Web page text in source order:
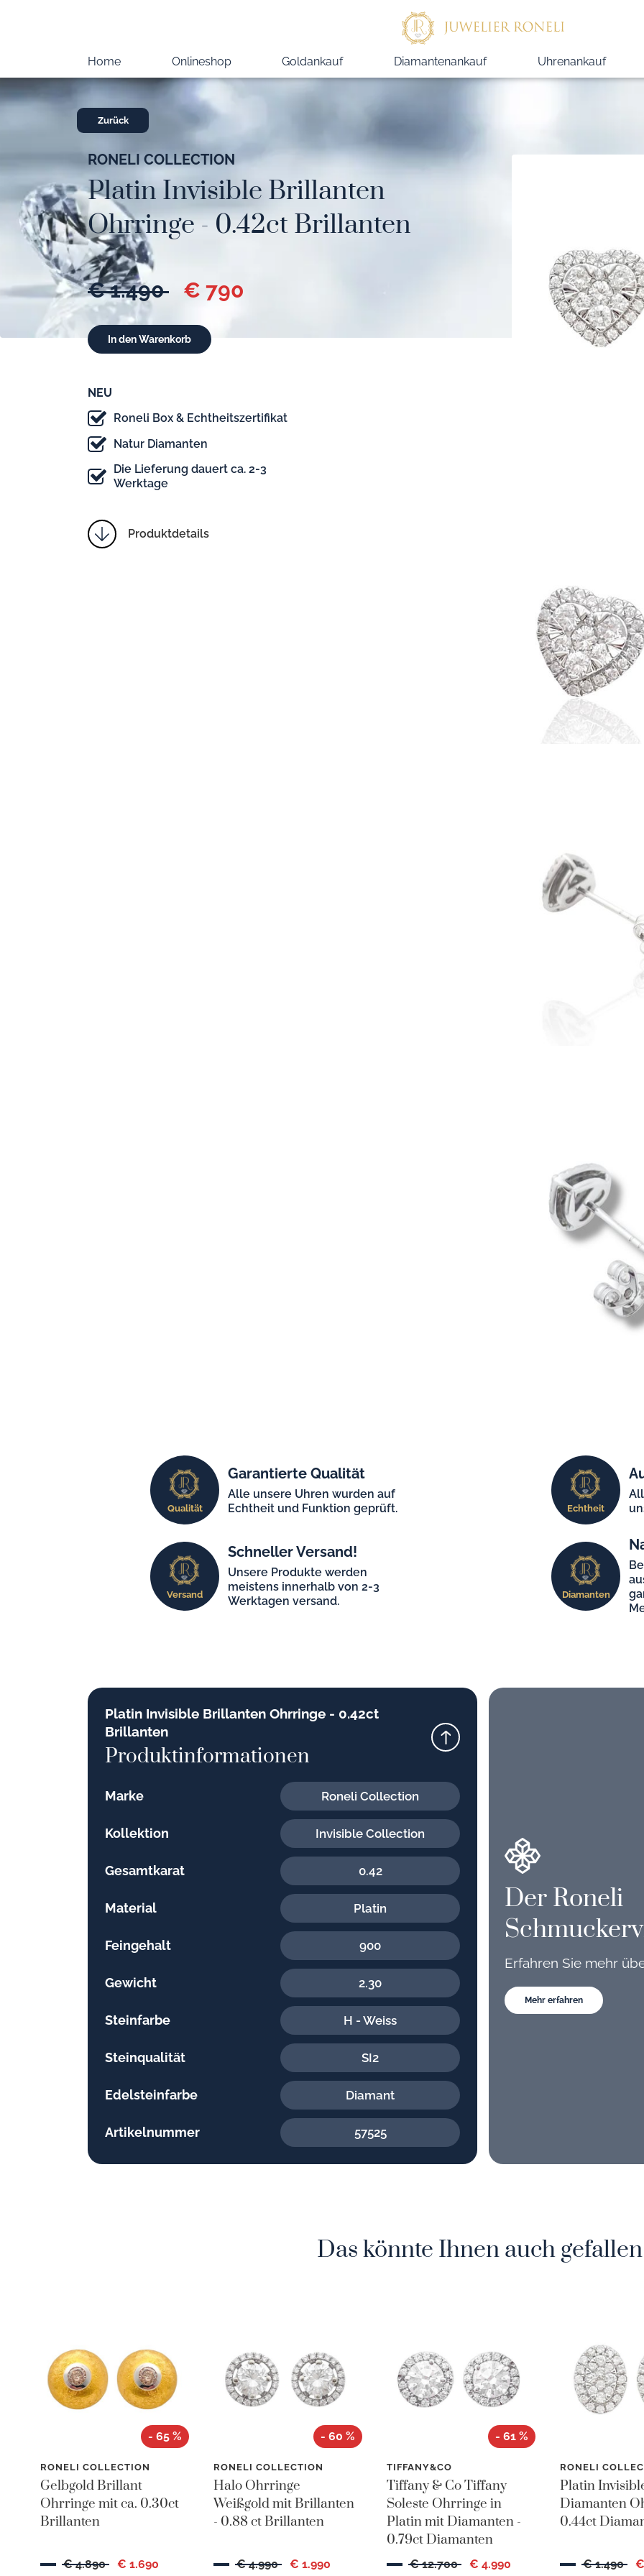
Home Onlineshop Goldankauf Diamantenankauf Uhrenankauf
Zurück
RONELI COLLECTION
Platin Invisible Brillanten
Ohrringe - 0.42ct Brillanten
€ 1.490 € 790
NEU
Roneli Box & Echtheitszertifikat
Natur Diamanten
Die Lieferung dauert ca. 2-3
Werktage
Produktdetails
Qualität
Garantierte Qualität
Alle unsere Uhren wurden auf
Echtheit und Funktion geprüft.
Echtheit
Versand
Schneller Versand!
Unsere Produkte werden
meistens innerhalb von 2-3
Werktagen versand.
Diamanten
Platin Invisible Brillanten Ohrringe - 0.42ct
Brillanten
Produktinformationen
Marke Roneli Collection
Kollektion Invisible Collection
Gesamtkarat 0.42
Material Platin
Feingehalt 900
Gewicht 2.30
Steinfarbe H - Weiss
Steinqualität SI2
Edelsteinfarbe Diamant
Artikelnummer 57525
Der Roneli
Erfahren Sie mehr
Mehr erfahren
Das könnte Ihnen auch
- 65 %
RONELI COLLECTION
Gelbgold Brillant
Ohrringe mit ca. 0.30ct
Brillanten
€ 4.890 € 1.690
- 60 %
RONELI COLLECTION
Halo Ohrringe
Weißgold mit Brillanten
- 0.88 ct Brillanten
€ 4.990 € 1.990
- 61 %
TIFFANY&CO
Tiffany & Co Tiffany
Soleste Ohrringe in
Platin mit Diamanten -
0.79ct Diamanten
€ 12.700 € 4.990
RONELI
Platin
Diamanten
0.44ct
€ 1.490